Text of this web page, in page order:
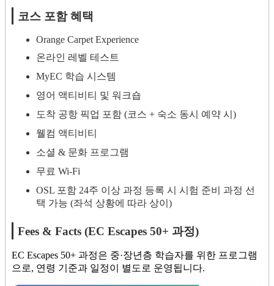
코스 포함 혜택
Orange Carpet Experience
온라인 레벨 테스트
MyEC 학습 시스템
영어 액티비티 및 워크숍
도착 공항 픽업 포함 (코스 + 숙소 동시 예약 시)
웰컴 액티비티
소셜 & 문화 프로그램
무료 Wi-Fi
OSL 포함 24주 이상 과정 등록 시 시험 준비 과정 선
택 가능 (좌석 상황에 따라 상이)
Fees & Facts (EC Escapes 50+ 과정)
EC Escapes 50+ 과정은 중·장년층 학습자를 위한 프로그램
으로, 연령 기준과 일정이 별도로 운영됩니다.